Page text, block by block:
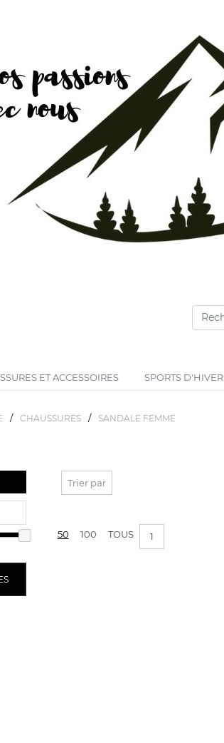
ET ACCESSOIRES SPORTS D'HIVER
/ CHAUSSURES / SANDALE FEMME
Trier par
50 100 TOUS 1